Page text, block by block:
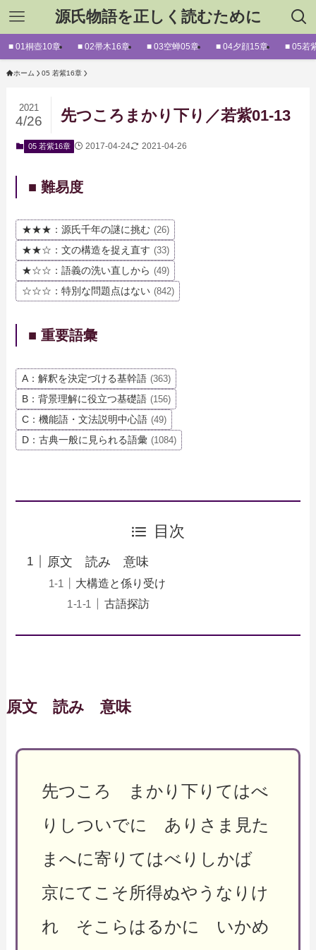
源氏物語を正しく読むために
■ 01桐壺10章 ■ 02帚木16章 ■ 03空蝉05章 ■ 04夕顔15章 ■ 05若
ホーム 05 若紫16章
先つころまかり下り／若紫01-13
2021
4/26
05 若紫16章 2017-04-24 2021-04-26
■ 難易度
★★★：源氏千年の謎に挑む (26)
★★☆：文の構造を捉え直す (33)
★☆☆：語義の洗い直しから (49)
☆☆☆：特別な問題点はない (842)
■ 重要語彙
A：解釈を決定づける基幹語 (363)
B：背景理解に役立つ基礎語 (156)
C：機能語・文法説明中心語 (49)
D：古典一般に見られる語彙 (1084)
目次
原文 読み 意味
大構造と係り受け
古語探訪
原文 読み 意味
先つころ まかり下りてはべ
りしついでに ありさま見た
まへに寄りてはべりしかば
京にてこそ所得ぬやうなりけ
れ そこらはるかに いかめ